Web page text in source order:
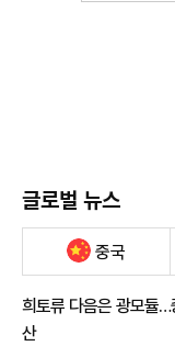
글로벌 뉴스
중국
희토류 다음은 광모듈
산